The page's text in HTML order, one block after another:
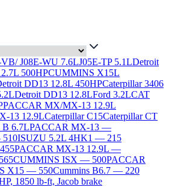
J08E-WU 7.6LJ05E-TP 5.1LDetroit
500HPCUMMINS X15L
DD13 12.8L 450HPCaterpillar 3406
Detroit DD13 12.8LFord 3.2LCAT
PACCAR MX/MX-13 12.9L
13 12.9LCaterpillar C15Caterpillar CT
B 6.7LPACCAR MX-13 —
ISUZU 5.2L 4HK1 — 215
PACCAR MX-13 12.9L —
CUMMINS ISX — 500PACCAR
X15 — 550Cummins B6.7 — 220
1850 lb-ft, Jacob brake